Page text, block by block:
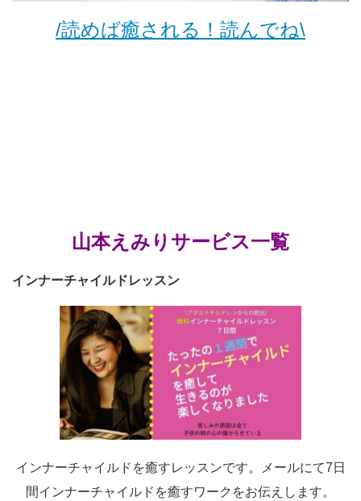
/読めば癒される！読んでね\
山本えみりサービス一覧
インナーチャイルドレッスン
インナーチャイルドを癒すレッスンです。メールにて7日
間インナーチャイルドを癒すワークをお伝えします。